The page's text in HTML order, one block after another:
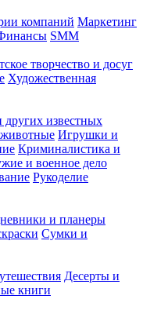
компаний Маркетинг
SMM
творчество и досуг
Художественная
других известных
Игрушки и
Криминалистика и
и военное дело
Рукоделие
и планеры
Сумки и
Десерты и
книги